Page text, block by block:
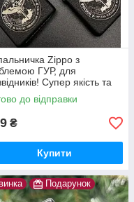
Zippo з
ГУР, для
Супер якість та
10 років. Лазерне
будь якого
до відправки
₴
Купити
Подарунок